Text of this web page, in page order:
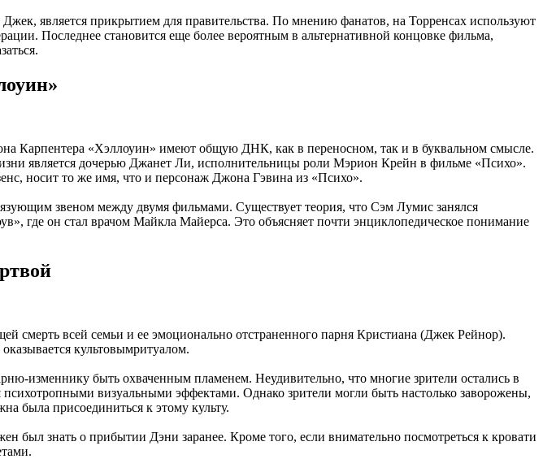
является прикрытием для правительства. По мнению фанатов, на Торренсах используют
Последнее становится еще более вероятным в альтернативной концовке фильма,
Карпентера «Хэллоуин» имеют общую ДНК, как в переносном, так и в буквальном смысле.
является дочерью Джанет Ли, исполнительницы роли Мэрион Крейн в фильме «Психо».
носит то же имя, что и персонаж Джона Гэвина из «Психо».
звеном между двумя фильмами. Существует теория, что Сэм Лумис занялся
где он стал врачом Майкла Майерса. Это объясняет почти энциклопедическое понимание
всей семьи и ее эмоционально отстраненного парня Кристиана (Джек Рейнор).
культовымритуалом.
изменнику быть охваченным пламенем. Неудивительно, что многие зрители остались в
психотропными визуальными эффектами. Однако зрители могли быть настолько заворожены,
была присоединиться к этому культу.
знать о прибытии Дэни заранее. Кроме того, если внимательно посмотреться к кровати